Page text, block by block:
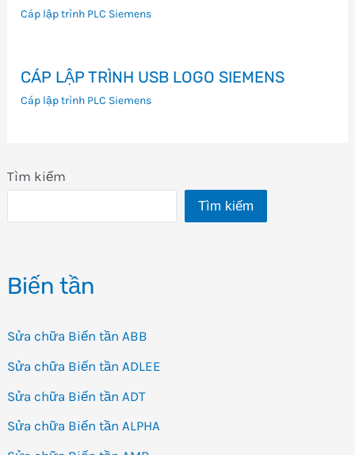
Tìm kiếm
Tìm kiếm
Biến tần
Sửa chữa Biến tần ABB
Sửa chữa Biến tần ADLEE
Sửa chữa Biến tần ADT
Sửa chữa Biến tần ALPHA
Cáp lập trình PLC Siemens
CÁP LẬP TRÌNH USB LOGO SIEMENS
Cáp lập trình PLC Siemens